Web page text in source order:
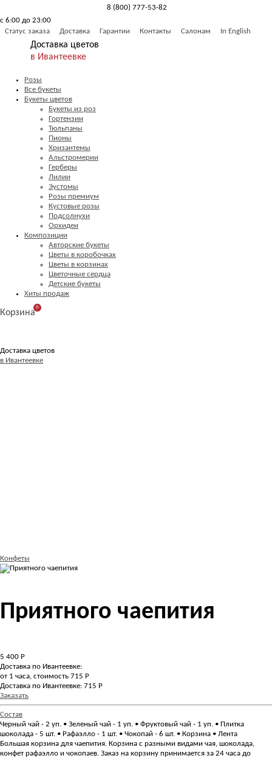
8 (800) 777-53-82
с 6:00 до 23:00
Статус заказа
Доставка Гарантии Контакты Салонам In English
Доставка цветов
в Ивантеевке
Розы
Все букеты
Букеты цветов
Букеты из роз
Гортензии
Тюльпаны
Пионы
Хризантемы
Альстромерии
Герберы
Лилии
Эустомы
Розы премиум
Кустовые розы
Подсолнухи
Орхидеи
Композиции
Авторские букеты
Цветы в коробочках
Цветы в корзинах
Цветочные сердца
Детские букеты
Хиты продаж
Корзина
0
Доставка цветов
в Ивантеевке
Конфеты
Приятного чаепития
5 400 Р
Доставка по Ивантеевке:
от 1 часа, стоимость 715 Р
Доставка по Ивантеевке: 715 Р
Заказать
Состав
Черный чай - 2 уп. • Зеленый чай - 1 уп. • Фруктовый чай - 1 уп. • Плитка
шоколада - 5 шт. • Рафаэлло - 1 шт. • Чокопай - 6 шт. • Корзина • Лента
Большая корзина для чаепития. Корзина с разными видами чая, шоколада,
конфет рафаэлло и чокопаев. Заказ на корзину принимается за 24 часа до